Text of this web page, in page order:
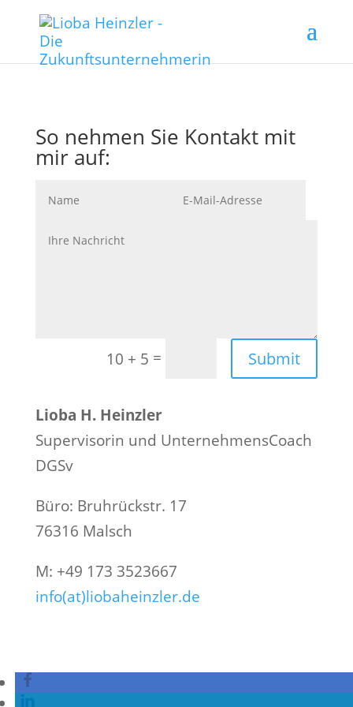
So nehmen Sie Kontakt mit
mir auf:
10 + 5 = Submit
Lioba H. Heinzler
Supervisorin und UnternehmensCoach
DGSv
Büro: Bruhrückstr. 17
76316 Malsch
M: +49 173 3523667
info(at)liobaheinzler.de